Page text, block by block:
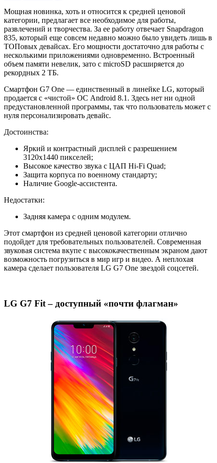
Мощная новинка, хоть и относится к средней ценовой
категории, предлагает все необходимое для работы,
развлечений и творчества. За ее работу отвечает Snapdragon
835, который еще совсем недавно можно было увидеть лишь в
ТОПовых девайсах. Его мощности достаточно для работы с
несколькими приложениями одновременно. Встроенный
объем памяти невелик, зато с microSD расширяется до
рекордных 2 ТБ.
Смартфон G7 One — единственный в линейке LG, который
продается с «чистой» ОС Android 8.1. Здесь нет ни одной
предустановленной программы, так что пользователь может с
нуля персонализировать девайс.
Достоинства:
Яркий и контрастный дисплей с разрешением
3120х1440 пикселей;
Высокое качество звука с ЦАП Hi-Fi Quad;
Защита корпуса по военному стандарту;
Наличие Google-ассистента.
Недостатки:
Задняя камера с одним модулем.
Этот смартфон из средней ценовой категории отлично
подойдет для требовательных пользователей. Современная
звуковая система вкупе с высококачественным экраном дают
возможность погрузиться в мир игр и видео. А неплохая
камера сделает пользователя LG G7 One звездой соцсетей.
LG G7 Fit – доступный «почти флагман»